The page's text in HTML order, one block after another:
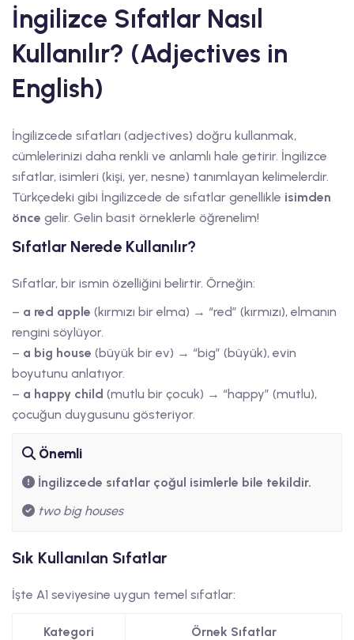
İngilizce Sıfatlar Nasıl
Kullanılır? (Adjectives in
English)
İngilizcede sıfatları (adjectives) doğru kullanmak,
cümlelerinizi daha renkli ve anlamlı hale getirir. İngilizce
sıfatlar, isimleri (kişi, yer, nesne) tanımlayan kelimelerdir.
Türkçedeki gibi İngilizcede de sıfatlar genellikle isimden
önce gelir. Gelin basit örneklerle öğrenelim!
Sıfatlar Nerede Kullanılır?
Sıfatlar, bir ismin özelliğini belirtir. Örneğin:
– a red apple (kırmızı bir elma) → “red” (kırmızı), elmanın
rengini söylüyor.
– a big house (büyük bir ev) → “big” (büyük), evin
boyutunu anlatıyor.
– a happy child (mutlu bir çocuk) → “happy” (mutlu),
çocuğun duygusunu gösteriyor.
Önemli
İngilizcede sıfatlar çoğul isimlerle bile tekildir.
two big houses
Sık Kullanılan Sıfatlar
İşte A1 seviyesine uygun temel sıfatlar:
Kategori Örnek Sıfatlar